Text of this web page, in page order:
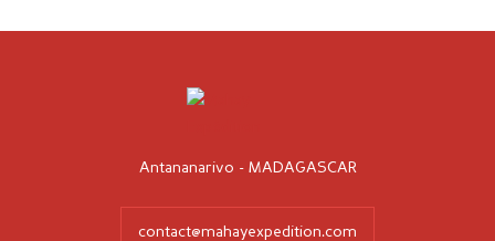
Antananarivo - MADAGASCAR
contact@mahayexpedition.com